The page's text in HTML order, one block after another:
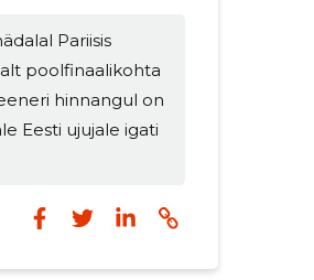
Pariisis
poolfinaalikohta
hinnangul on
Eesti ujujale igati